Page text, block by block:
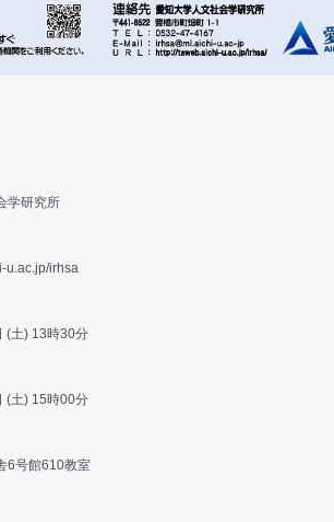
学研究所
u.ac.jp/irhsa
(土) 13時30分
(土) 15時00分
6号館610教室